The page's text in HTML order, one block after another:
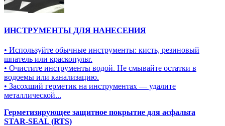
ИНСТРУМЕНТЫ ДЛЯ НАНЕСЕНИЯ
• Используйте обычные инструменты: кисть, резиновый
шпатель или краскопульт.
• Очистите инструменты водой. Не смывайте остатки в
водоемы или канализацию.
• Засохший герметик на инструментах — удалите
металлической...
Герметизирующее защитное покрытие для асфальта
STAR-SEAL (RTS)